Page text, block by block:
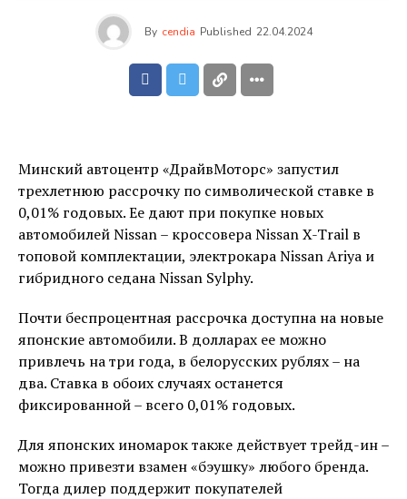
By cendia Published 22.04.2024
Минский автоцентр «ДрайвМоторс» запустил
трехлетнюю рассрочку по символической ставке в
0,01% годовых. Ее дают при покупке новых
автомобилей Nissan – кроссовера Nissan X-Trail в
топовой комплектации, электрокара Nissan Ariya и
гибридного седана Nissan Sylphy.
Почти беспроцентная рассрочка доступна на новые
японские автомобили. В долларах ее можно
привлечь на три года, в белорусских рублях – на
два. Ставка в обоих случаях останется
фиксированной – всего 0,01% годовых.
Для японских иномарок также действует трейд-ин –
можно привезти взамен «бэушку» любого бренда.
Тогда дилер поддержит покупателей